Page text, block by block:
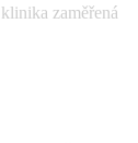
zaměřená